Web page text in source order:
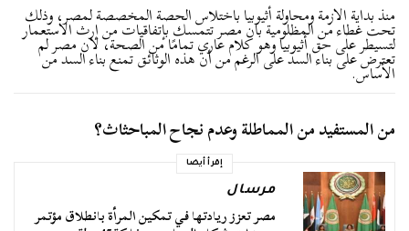
منذ بداية الازمة ومحاولة أثيوبيا باختلاس الحصة المخصصة لمصر، وذلك
تحت غطاء من المظلومية بان مصر تتمسك بإتفاقيات من إرث الاستعمار
لتسيطر على حق أثيوبيا وهو كلام عاري تمامًا من الصحة، لان مصر لم
تعترض على بناء السد على الرغم من أن هذه الوثائق تمنع بناء السد من
الأساس.
من المستفيد من المماطلة وعدم نجاح المباحثاث؟
إقرأ أيضا
مرسال
مصر تعزز ريادتها في تمكين المرأة بانطلاق مؤتمر